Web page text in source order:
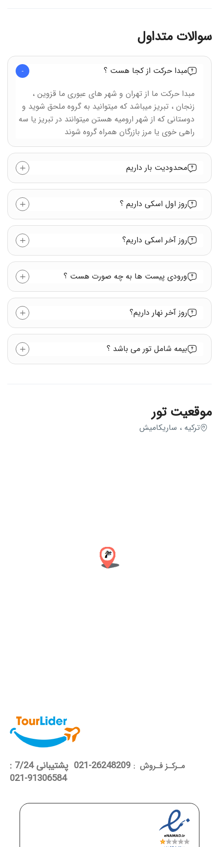
سوالات متداول
مبدا حرکت از کجا هست ؟
مبدا حرکت ما از تهران و شهر های عبوری ما قزوین ،
زنجان ، تبریز میباشد که میتوانید به گروه ملحق شوید و
دوستانی که از شهر ارومیه هستن میتوانند در تبریز یا سه
راهی خوی یا مرز بازرگان همراه گروه شوند
محدودیت بار داریم
روز اول اسکی داریم ؟
روز آخر اسکی داریم؟
ورودی پیست ها به چه صورت هست ؟
روز آخر نهار داریم؟
بیمه شامل تور می باشد ؟
موقعیت تور
ترکیه ، ساریکامیش
مـرکـز فـروش :
26248209-021 پشتیبانی 7/24 :
91306584-021